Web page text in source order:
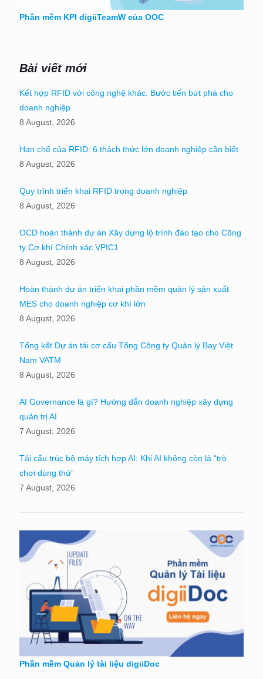
Phần mềm KPI digiiTeamW của OOC
Bài viết mới
Kết hợp RFID với công nghệ khác: Bước tiến bứt phá cho
doanh nghiệp
8 August, 2026
Hạn chế của RFID: 6 thách thức lớn doanh nghiệp cần biết
8 August, 2026
Quy trình triển khai RFID trong doanh nghiệp
8 August, 2026
OCD hoàn thành dự án Xây dựng lộ trình đào tạo cho Công
ty Cơ khí Chính xác VPIC1
8 August, 2026
Hoàn thành dự án triển khai phần mềm quản lý sản xuất
MES cho doanh nghiệp cơ khí lớn
8 August, 2026
Tổng kết Dự án tái cơ cấu Tổng Công ty Quản lý Bay Việt
Nam VATM
8 August, 2026
AI Governance là gì? Hướng dẫn doanh nghiệp xây dựng
quản trị AI
7 August, 2026
Tái cấu trúc bộ máy tích hợp AI: Khi AI không còn là “trò
chơi dùng thử”
7 August, 2026
Phần mềm Quản lý tài liệu digiiDoc